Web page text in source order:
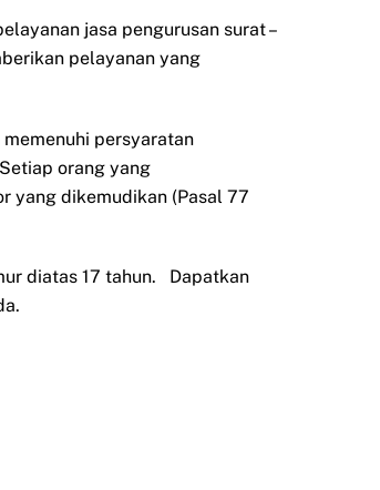
jasa pengurusan surat –
pelayanan yang
persyaratan
orang yang
yang dikemudikan (Pasal 77
diatas 17 tahun. Dapatkan